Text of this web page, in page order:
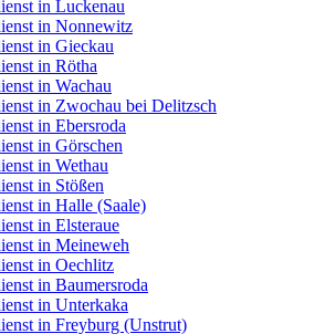
in Luckenau
in Nonnewitz
in Gieckau
in Rötha
in Wachau
in Zwochau bei Delitzsch
in Ebersroda
in Görschen
in Wethau
in Stößen
in Halle (Saale)
in Elsteraue
in Meineweh
in Oechlitz
in Baumersroda
in Unterkaka
in Freyburg (Unstrut)